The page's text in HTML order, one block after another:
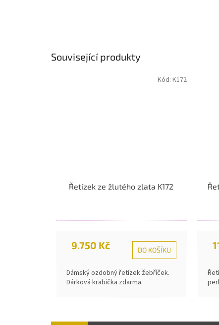
Související produkty
Řetízek ze žlutého zlata K172
9.750 Kč DO KOŠÍKU
Dámský ozdobný řetízek žebříček.
Dárková krabička zdarma.
Kód: K172